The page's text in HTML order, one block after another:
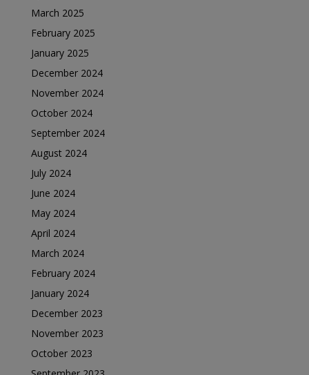
March 2025
February 2025
January 2025
December 2024
November 2024
October 2024
September 2024
August 2024
July 2024
June 2024
May 2024
April 2024
March 2024
February 2024
January 2024
December 2023
November 2023
October 2023